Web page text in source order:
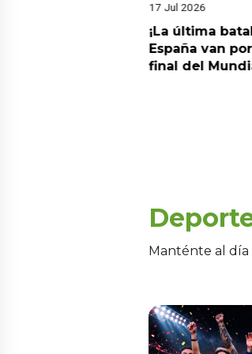
17 Jul 2026
¡La última
España van
final del
Manténte al día